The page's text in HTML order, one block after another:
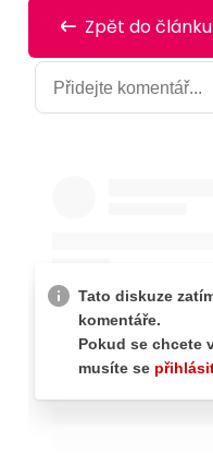
Zpět do článku